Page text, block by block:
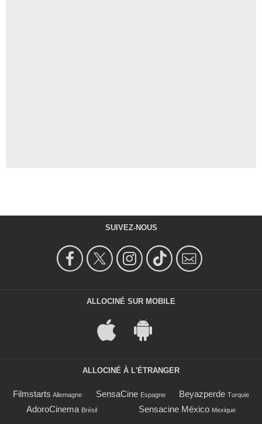
SUIVEZ-NOUS
ALLOCINÉ SUR MOBILE
ALLOCINÉ À L'ÉTRANGER
Filmstarts Allemagne SensaCine Espagne Beyazperde Turquie
AdoroCinema Brésil Sensacine México Mexique